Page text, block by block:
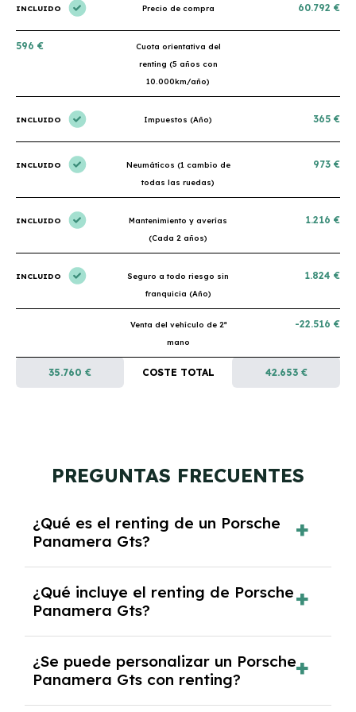
INCLUIDO Precio de compra 60.792 €
596 €
Cuota orientativa del
renting (5 años con
10.000km/año)
INCLUIDO Impuestos (Año) 365 €
INCLUIDO
Neumáticos (1 cambio de
todas las ruedas)
973 €
INCLUIDO
Mantenimiento y averías
(Cada 2 años)
1.216 €
INCLUIDO
Seguro a todo riesgo sin
franquicia (Año)
1.824 €
Venta del vehículo de 2ª
mano
-22.516 €
35.760 € COSTE TOTAL 42.653 €
PREGUNTAS FRECUENTES
¿Qué es el renting de un Porsche
Panamera Gts?
contrato de alquiler a largo plazo en el que
pagas una cuota mensual fija por el uso del
coche durante un periodo determinado,
generalmente entre 2 y 5 años.
¿Qué incluye el renting de Porsche
Panamera Gts?
seguro a todo riesgo, mantenimiento,
reparaciones, impuestos, asistencia en
carretera y gestión de la documentación.
¿Se puede personalizar un Porsche
Panamera Gts con renting?